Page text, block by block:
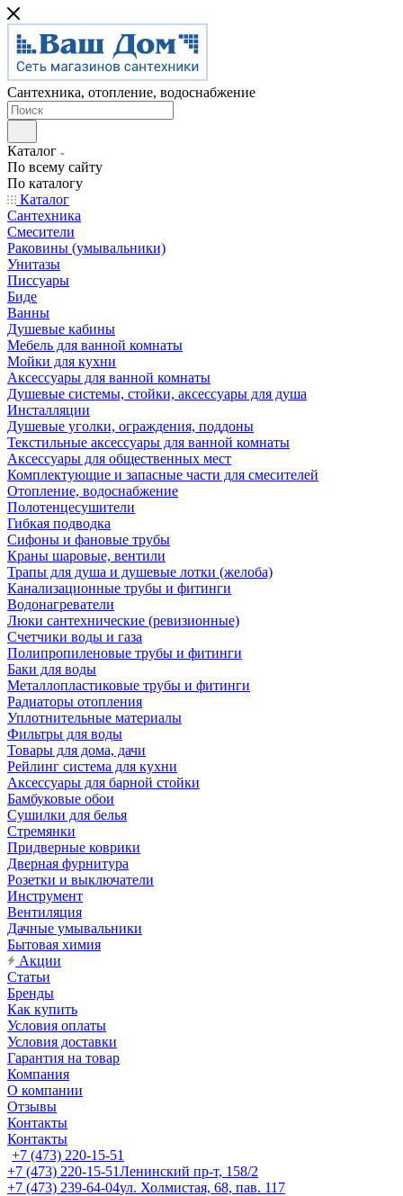
Сантехника, отопление, водоснабжение
Каталог
По всему сайту
По каталогу
Каталог
Сантехника
Смесители
Раковины (умывальники)
Унитазы
Писсуары
Биде
Ванны
Душевые кабины
Мебель для ванной комнаты
Мойки для кухни
Аксессуары для ванной комнаты
Душевые системы, стойки, аксессуары для душа
Инсталляции
Душевые уголки, ограждения, поддоны
Текстильные аксессуары для ванной комнаты
Аксессуары для общественных мест
Комплектующие и запасные части для смесителей
Отопление, водоснабжение
Полотенцесушители
Гибкая подводка
Сифоны и фановые трубы
Краны шаровые, вентили
Трапы для душа и душевые лотки (желоба)
Канализационные трубы и фитинги
Водонагреватели
Люки сантехнические (ревизионные)
Счетчики воды и газа
Полипропиленовые трубы и фитинги
Баки для воды
Металлопластиковые трубы и фитинги
Радиаторы отопления
Уплотнительные материалы
Фильтры для воды
Товары для дома, дачи
Рейлинг система для кухни
Аксессуары для барной стойки
Бамбуковые обои
Сушилки для белья
Стремянки
Придверные коврики
Дверная фурнитура
Розетки и выключатели
Инструмент
Вентиляция
Дачные умывальники
Бытовая химия
Акции
Статьи
Бренды
Как купить
Условия оплаты
Условия доставки
Гарантия на товар
Компания
О компании
Отзывы
Контакты
Контакты
+7 (473) 220-15-51
+7 (473) 220-15-51Ленинский пр-т, 158/2
+7 (473) 239-64-04ул. Холмистая, 68, пав. 117